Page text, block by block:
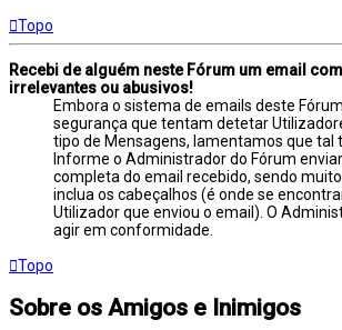
Topo
Recebi de alguém neste Fórum um email
irrelevantes ou abusivos!
Embora o sistema de emails deste
segurança que tentam detetar
tipo de Mensagens, lamentamos que tal
Informe o Administrador do Fórum
completa do email recebido, sendo
inclua os cabeçalhos (é onde se
Utilizador que enviou o email). O
agir em conformidade.
Topo
Sobre os Amigos e Inimigos